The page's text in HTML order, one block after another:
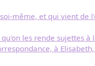
même, et qui vient
les rende sujettes
à